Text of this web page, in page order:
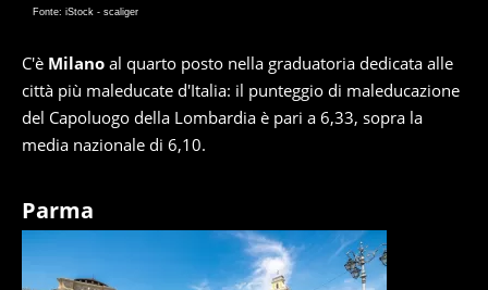
Fonte: iStock - scaliger
C'è Milano al quarto posto nella graduatoria dedicata alle
città più maleducate d'Italia: il punteggio di maleducazione
del Capoluogo della Lombardia è pari a 6,33, sopra la
media nazionale di 6,10.
Parma